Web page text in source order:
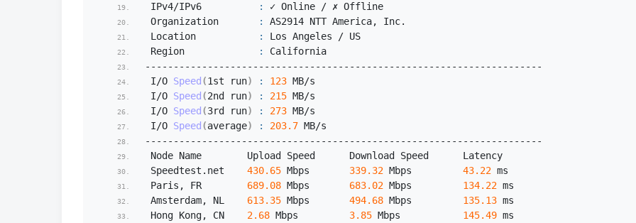
IPv4/IPv6
:
✓ Online / ✗ Offline
Organization
:
AS2914 NTT America, Inc.
Location
:
Los Angeles / US
Region
:
California
----------------------------------------------------------------------
I/O Speed (1st run) : 123 MB/s
I/O Speed (2nd run) : 215 MB/s
I/O Speed (3rd run) : 273 MB/s
I/O Speed (average) : 203.7 MB/s
----------------------------------------------------------------------
Node Name        Upload Speed      Download Speed      Latency
Speedtest. net 430.65 Mbps 339.32 Mbps 43.22 ms
Paris, FR 689.08 Mbps 683.02 Mbps 134.22 ms
Amsterdam, NL 613.35 Mbps 494.68 Mbps 135.13 ms
Hong Kong, CN 2.68 Mbps 3.85 Mbps 145.49 ms